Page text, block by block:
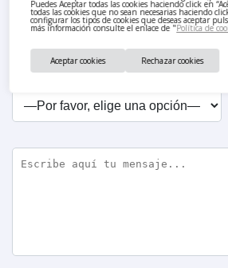
Puedes Aceptar todas las cookies haciendo click en
todas las cookies que no sean necesarias haciendo
configurar los tipos de cookies que deseas aceptar
más información consulte el enlace de "Política de
Rechazar cookies
Aceptar cookies